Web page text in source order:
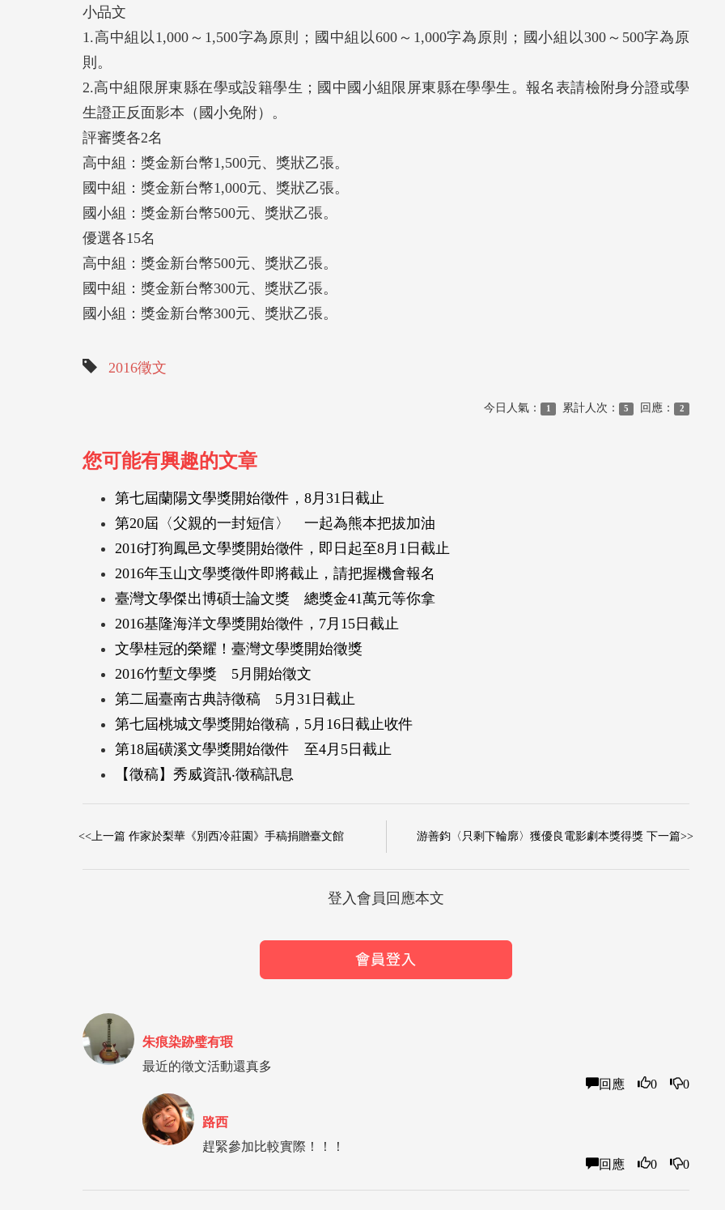
小品文
1.高中組以1,000～1,500字為原則；國中組以600～1,000字為原則；國小組以300～500字為原
則。
2.高中組限屏東縣在學或設籍學生；國中國小組限屏東縣在學學生。報名表請檢附身分證或學
生證正反面影本（國小免附）。
評審獎各2名
高中組：獎金新台幣1,500元、獎狀乙張。
國中組：獎金新台幣1,000元、獎狀乙張。
國小組：獎金新台幣500元、獎狀乙張。
優選各15名
高中組：獎金新台幣500元、獎狀乙張。
國中組：獎金新台幣300元、獎狀乙張。
國小組：獎金新台幣300元、獎狀乙張。
2016徵文
今日人氣： 1 累計人次： 5 回應： 2
您可能有興趣的文章
第七屆蘭陽文學獎開始徵件，8月31日截止
第20屆〈父親的一封短信〉 一起為熊本把拔加油
2016打狗鳳邑文學獎開始徵件，即日起至8月1日截止
2016年玉山文學獎徵件即將截止，請把握機會報名
臺灣文學傑出博碩士論文獎 總獎金41萬元等你拿
2016基隆海洋文學獎開始徵件，7月15日截止
文學桂冠的榮耀！臺灣文學獎開始徵獎
2016竹塹文學獎 5月開始徵文
第二屆臺南古典詩徵稿 5月31日截止
第七屆桃城文學獎開始徵稿，5月16日截止收件
第18屆磺溪文學獎開始徵件 至4月5日截止
【徵稿】秀威資訊‧徵稿訊息
<<上一篇 作家於梨華《別西冷莊園》手稿捐贈臺文館 游善鈞〈只剩下輪廓〉獲優良電影劇本獎得獎 下一篇>>
登入會員回應本文
朱痕染跡璧有瑕
最近的徵文活動還真多
回應
0 0
路西
趕緊參加比較實際！！！
回應
0 0